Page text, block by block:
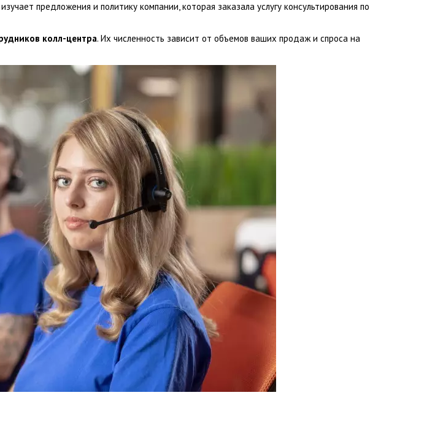
предложения и политику компании, которая заказала услугу консультирования по
колл-центра. Их численность зависит от объемов ваших продаж и спроса на